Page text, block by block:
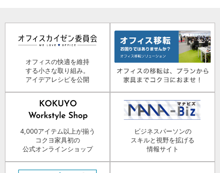
オフィスの快適を維持
する小さな取り組み。
アイデアレシピを公開
4,000アイテム以上が揃う
コクヨ家具初の
公式オンラインショップ
ビジネスパーソンの
スキルと視野を拡げる
情報サイト